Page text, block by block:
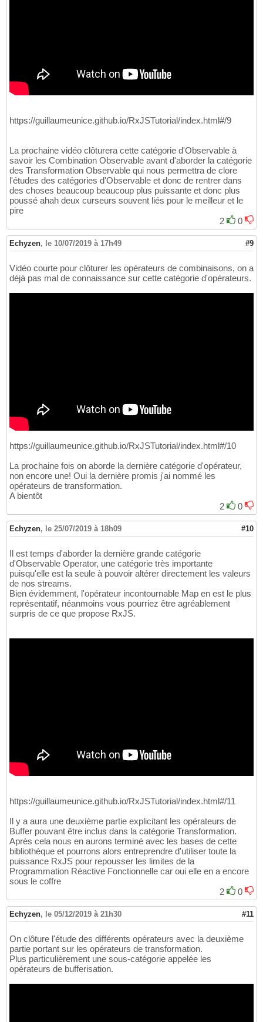
https://guillaumeunice.github.io/RxJSTutorial/index.html#/9
La prochaine vidéo clôturera cette catégorie d'Observable à
savoir les Combination Observable avant d'aborder la catégorie
des Transformation Observable qui nous permettra de clore
l'études des catégories d'Observable et donc de rentrer dans
des choses beaucoup beaucoup plus puissante et donc plus
poussé ahah deux curseurs souvent liés pour le meilleur et le
pire
2
0
Echyzen, le 10/07/2019 à 17h49 #9
Vidéo courte pour clôturer les opérateurs de combinaisons, on a
déjà pas mal de connaissance sur cette catégorie d'opérateurs.
https://guillaumeunice.github.io/RxJSTutorial/index.html#/10
La prochaine fois on aborde la dernière catégorie d'opérateur,
non encore une! Oui la dernière promis j'ai nommé les
opérateurs de transformation.
A bientôt
2
0
Echyzen, le 25/07/2019 à 18h09 #10
Il est temps d'aborder la dernière grande catégorie
d'Observable Operator, une catégorie très importante
puisqu'elle est la seule à pouvoir altérer directement les valeurs
de nos streams.
Bien évidemment, l'opérateur incontournable Map en est le plus
représentatif, néanmoins vous pourriez être agréablement
surpris de ce que propose RxJS.
https://guillaumeunice.github.io/RxJSTutorial/index.html#/11
Il y a aura une deuxième partie explicitant les opérateurs de
Buffer pouvant être inclus dans la catégorie Transformation.
Après cela nous en aurons terminé avec les bases de cette
bibliothèque et pourrons alors entreprendre d'utiliser toute la
puissance RxJS pour repousser les limites de la
Programmation Réactive Fonctionnelle car oui elle en a encore
sous le coffre
2
0
Echyzen, le 05/12/2019 à 21h30 #11
On clôture l'étude des différents opérateurs avec la deuxième
partie portant sur les opérateurs de transformation.
Plus particulièrement une sous-catégorie appelée les
opérateurs de bufferisation.